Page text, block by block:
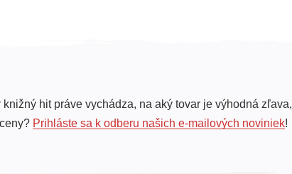
hit práve vychádza, na aký tovar je výhodná zľava,
Prihláste sa k odberu našich e-mailových noviniek!